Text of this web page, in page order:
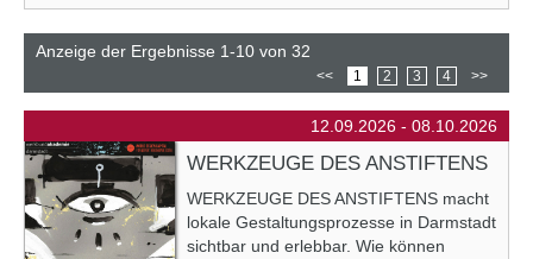
Anzeige der Ergebnisse 1-10 von 32
<< 1 2 3 4 >>
12.09.2026 - 08.10.2026
WERKZEUGE DES ANSTIFTENS
WERKZEUGE DES ANSTIFTENS macht
lokale Gestaltungsprozesse in Darmstadt
sichtbar und erlebbar. Wie können